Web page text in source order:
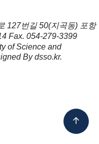
127번길 50(지곡동) 포항
Fax. 054-279-3399
of Science and
Bydsso.kr.